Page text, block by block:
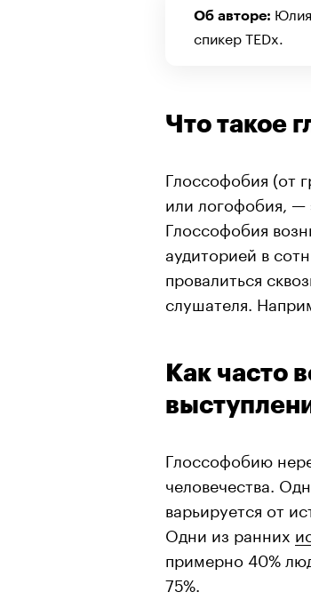
Об авторе:
спикер TEDx.
Что такое
Глоссофобия (от
или логофобия, —
Глоссофобия
аудиторией в
провалиться
слушателя.
Как часто
Глоссофобию
человечества.
варьируется от
Одни из ранних
примерно 40%
75%.